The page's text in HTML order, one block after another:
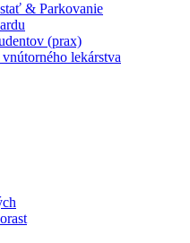
& Parkovanie
(prax)
lekárstva